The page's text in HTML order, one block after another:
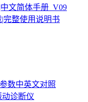
文简体手册_V09
完整使用说明书
数中英文对照
动诊断仪